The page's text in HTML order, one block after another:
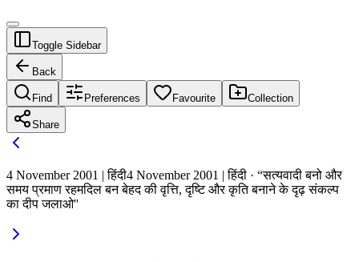
Toggle Sidebar
Back
Find Preferences Favourite Collection
Share
4 November 2001 | हिंदी4 November 2001 | हिंदी · “सत्यवादी बनो और
समय प्रमाण रहमदिल बन बेहद की वृत्ति, दृष्टि और कृति बनाने के दृढ़ संकल्प
का दीप जलाओ''